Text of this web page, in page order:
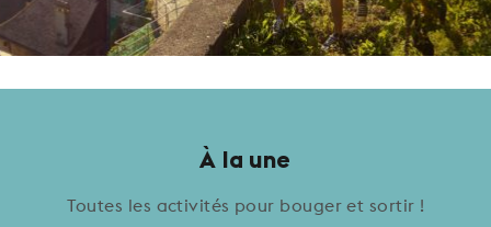
À la une
Toutes les activités pour bouger et sortir !